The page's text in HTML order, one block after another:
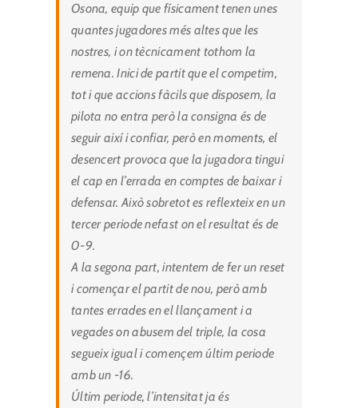
Osona, equip que físicament tenen unes
quantes jugadores més altes que les
nostres, i on tècnicament tothom la
remena. Inici de partit que el competim,
tot i que accions fàcils que disposem, la
pilota no entra però la consigna és de
seguir així i confiar, però en moments, el
desencert provoca que la jugadora tingui
el cap en l’errada en comptes de baixar i
defensar. Això sobretot es reflexteix en un
tercer periode nefast on el resultat és de
0-9.
A la segona part, intentem de fer un reset
i començar el partit de nou, però amb
tantes errades en el llançament i a
vegades on abusem del triple, la cosa
segueix igual i començem últim periode
amb un -16.
Últim periode, l’intensitat ja és